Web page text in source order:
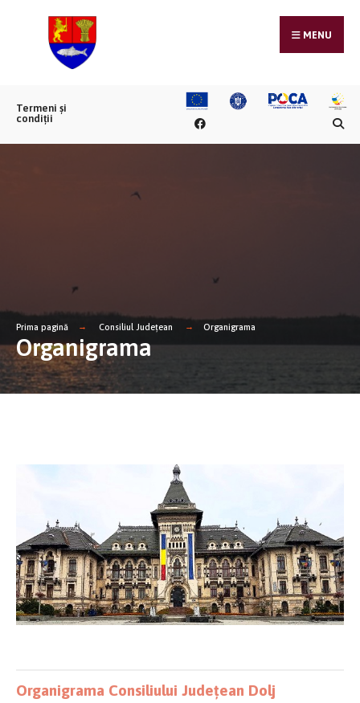
MENU
Termeni și
condiții
Prima pagină Consiliul Județean Organigrama
Organigrama
Organigrama Consiliului Județean Dolj